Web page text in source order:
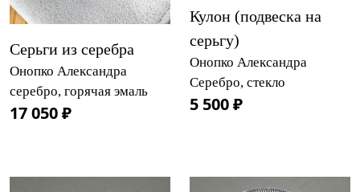
Серьги из серебра
Онопко Александра
серебро, горячая эмаль
17 050 ₽
Кулон (подвеска на
серьгу)
Онопко Александра
Серебро, стекло
5 500 ₽